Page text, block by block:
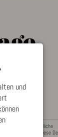
unterschiedliche
vermerken Sie diese
und